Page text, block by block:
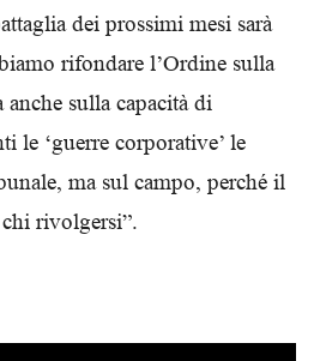
dei prossimi mesi sarà
rifondare l’Ordine sulla
sulla capacità di
le ‘guerre corporative’ le
ma sul campo, perché il
rivolgersi”.